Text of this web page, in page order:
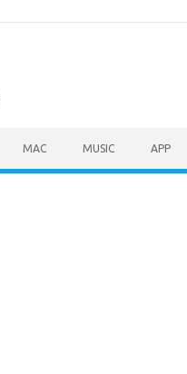
MAC MUSIC APP